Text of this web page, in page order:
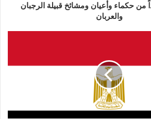
من حكماء وأعيان ومشائخ قبيلة الرجبان
والعربان